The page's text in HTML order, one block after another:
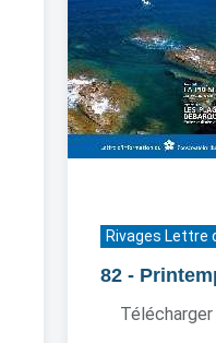
Rivages Lettre
82 -